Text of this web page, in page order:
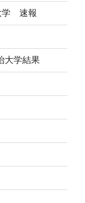
学 速報
大学結果